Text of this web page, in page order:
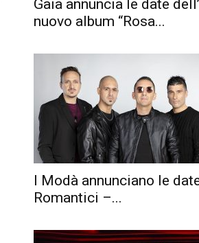
Gaia annuncia le date
nuovo album “Rosa...
I Modà annunciano le
Romantici –...